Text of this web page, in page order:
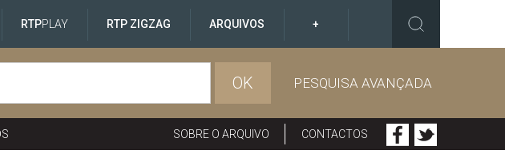
RTPPLAY RTP ZIGZAG ARQUIVOS +
OK PESQUISA AVANÇADA
SOBRE O ARQUIVO CONTACTOS